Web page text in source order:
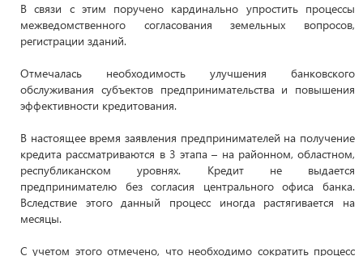
В связи с этим поручено кардинально упростить процессы
межведомственного согласования земельных вопросов,
регистрации зданий.
Отмечалась необходимость улучшения банковского
обслуживания субъектов предпринимательства и повышения
эффективности кредитования.
В настоящее время заявления предпринимателей на получение
кредита рассматриваются в 3 этапа – на районном, областном,
республиканском уровнях. Кредит не выдается
предпринимателю без согласия центрального офиса банка.
Вследствие этого данный процесс иногда растягивается на
месяцы.
С учетом этого отмечено, что необходимо сократить процесс